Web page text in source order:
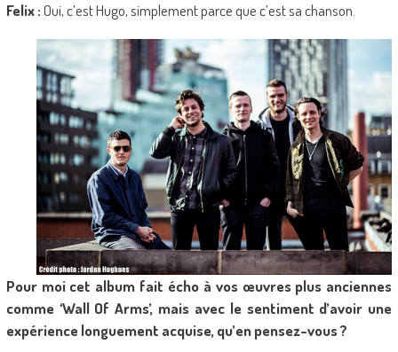
Felix :Oui, c’est Hugo, simplement parce que c’est sa chanson.
Pour moi cet album fait écho à vos œuvres plus anciennes
comme ‘Wall Of Arms’, mais avec le sentiment d’avoir une
expérience longuement acquise, qu’en pensez-vous ?